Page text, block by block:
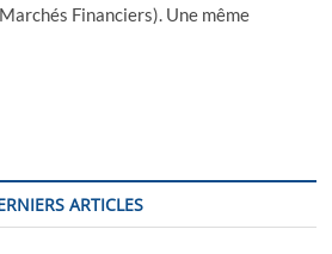
Financiers). Une même
ARTICLES